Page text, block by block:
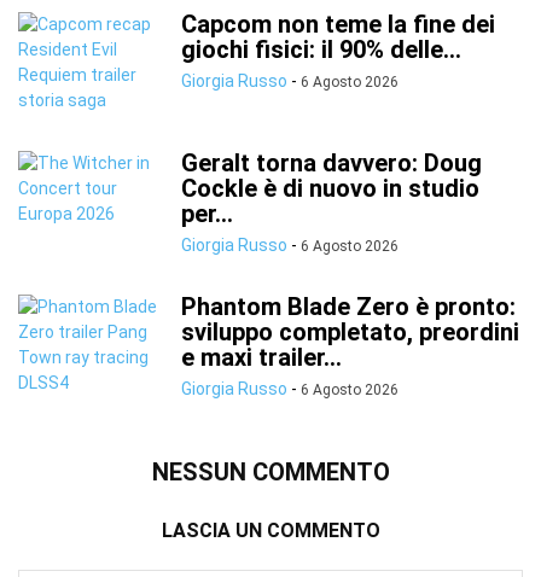
Capcom non teme la fine dei
giochi fisici: il 90% delle...
Giorgia Russo - 6 Agosto 2026
Geralt torna davvero: Doug
Cockle è di nuovo in studio
per...
Giorgia Russo - 6 Agosto 2026
Phantom Blade Zero è pronto:
sviluppo completato, preordini
e maxi trailer...
Giorgia Russo - 6 Agosto 2026
NESSUN COMMENTO
LASCIA UN COMMENTO